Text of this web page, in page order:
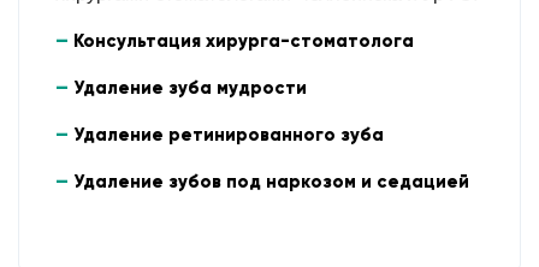
Консультация хирурга-стоматолога
Удаление зуба мудрости
Удаление ретинированного зуба
Удаление зубов под наркозом и седацией